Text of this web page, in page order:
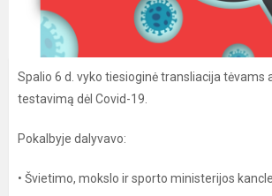
Spalio 6 d. vyko tiesioginė transliacija tėvams
testavimą dėl Covid-19.
Pokalbyje dalyvavo:
• Švietimo, mokslo ir sporto ministerijos